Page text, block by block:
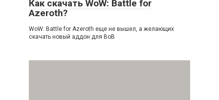
Как скачать WoW: Battle for
Azeroth?
WoW: Battle for Azeroth еще не вышел, а желающих
скачать новый аддон для ВоВ